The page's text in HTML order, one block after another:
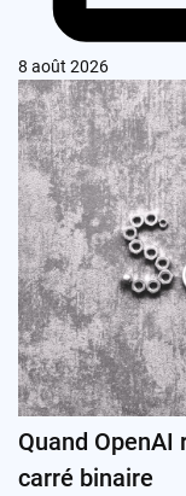
8 août 2026
Quand OpenAI
carré binaire